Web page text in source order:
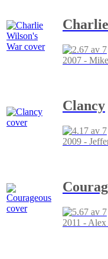
2007 -
Clancy
2009 -
2011 -